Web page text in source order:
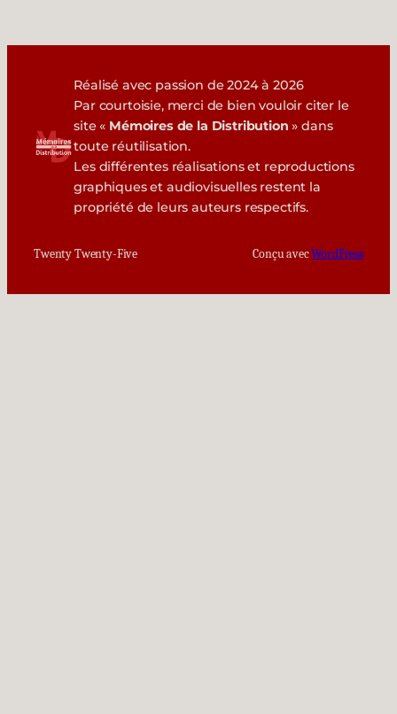
Réalisé avec passion de 2024 à 2026
Par courtoisie, merci de bien vouloir citer le
site « Mémoires de la Distribution » dans
toute réutilisation.
Les différentes réalisations et reproductions
graphiques et audiovisuelles restent la
propriété de leurs auteurs respectifs.
Twenty Twenty-Five Conçu avecWordPress